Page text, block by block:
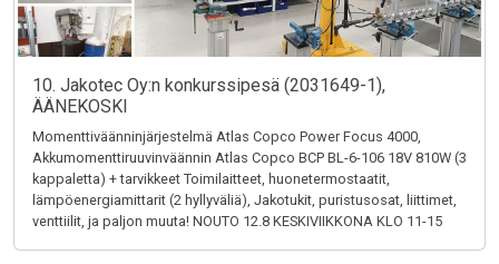
10. Jakotec Oy:n konkurssipesä (2031649-1),
ÄÄNEKOSKI
Momenttiväänninjärjestelmä Atlas Copco Power Focus 4000,
Akkumomenttiruuvinväännin Atlas Copco BCP BL-6-106 18V 810W (3
kappaletta) + tarvikkeet Toimilaitteet, huonetermostaatit,
lämpöenergiamittarit (2 hyllyväliä), Jakotukit, puristusosat, liittimet,
venttiilit, ja paljon muuta! NOUTO 12.8 KESKIVIIKKONA KLO 11-15